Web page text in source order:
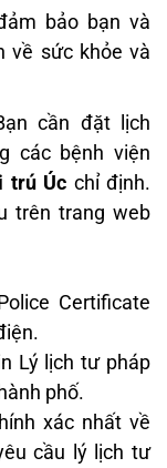
bảo bạn và
về sức khỏe và
cần đặt lịch
các bệnh viện
trú Úc chỉ định.
trên trang web
Certificate
Lý lịch tư pháp
phố.
xác nhất về
cầu lý lịch tư